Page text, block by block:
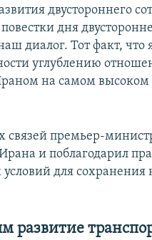
двустороннего
дня
диалог. Тот факт, что я
углублению
на самом высоком
связей премьер-
и поблагодарил
для
развитие